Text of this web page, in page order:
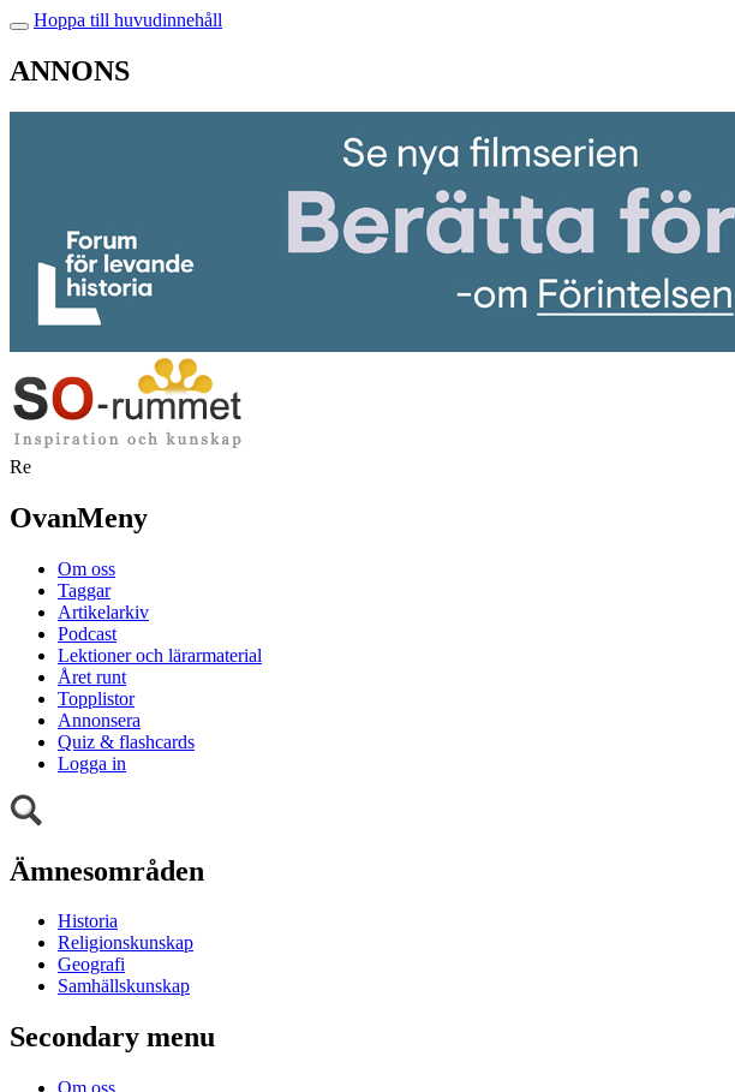
Hoppa till huvudinnehåll
ANNONS
Re
OvanMeny
Om oss
Taggar
Artikelarkiv
Podcast
Lektioner och lärarmaterial
Året runt
Topplistor
Annonsera
Quiz & flashcards
Logga in
Ämnesområden
Historia
Religionskunskap
Geografi
Samhällskunskap
Secondary menu